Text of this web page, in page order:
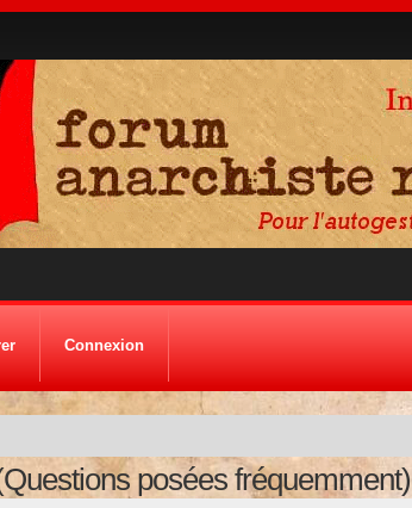
Connexion
posées fréquemment)